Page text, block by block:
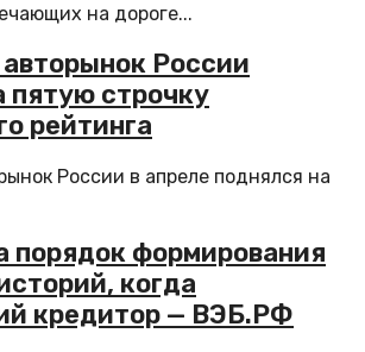
на дороге...
авторынок России
пятую строчку
рейтинга
России в апреле поднялся на
порядок формирования
когда
кредитор — ВЭБ.РФ